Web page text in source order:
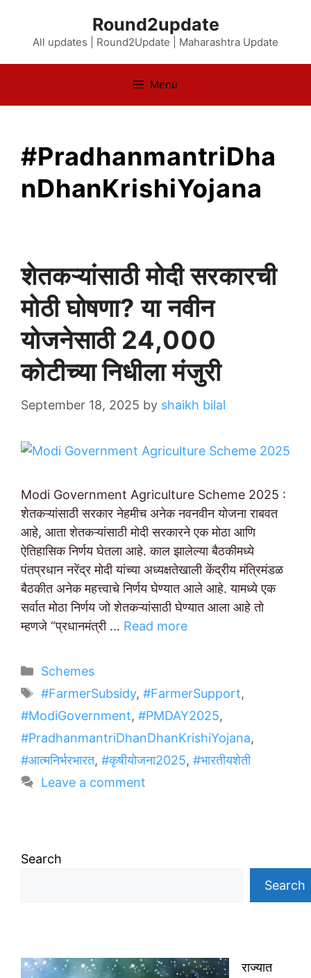
content
Round2update
All updates | Round2Update | Maharashtra Update
Menu
#PradhanmantriDha
nDhanKrishiYojana
शेतकऱ्यांसाठी मोदी सरकारची
मोठी घोषणा? या नवीन
योजनेसाठी 24,000
कोटीच्या निधीला मंजुरी
September 18, 2025 by shaikh bilal
Modi Government Agriculture Scheme 2025 :
शेतकऱ्यांसाठी सरकार नेहमीच अनेक नवनवीन योजना राबवत
आहे, आता शेतकऱ्यांसाठी मोदी सरकारने एक मोठा आणि
ऐतिहासिक निर्णय घेतला आहे. काल झालेल्या बैठकीमध्ये
पंतप्रधान नरेंद्र मोदी यांच्या अध्यक्षतेखाली केंद्रीय मंत्रिमंडळ
बैठकीत अनेक महत्त्वाचे निर्णय घेण्यात आले आहे. यामध्ये एक
सर्वात मोठा निर्णय जो शेतकऱ्यांसाठी घेण्यात आला आहे तो
म्हणजे “प्रधानमंत्री … Read more
Categories
Schemes
Tags
#FarmerSubsidy, #FarmerSupport,
#ModiGovernment, #PMDAY2025,
#PradhanmantriDhanDhanKrishiYojana,
#आत्मनिर्भरभारत, #कृषीयोजना2025, #भारतीयशेती
Leave a comment
Search
Search
राज्यात